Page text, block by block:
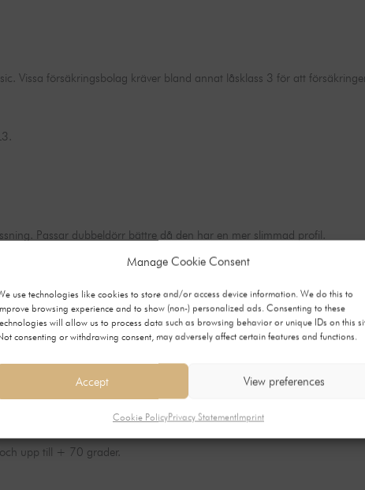
Manage Cookie Consent
use technologies like cookies to store and/or access device information. We do this to
browsing experience and to show (non-) personalized ads. Consenting to these
will allow us to process data such as browsing behavior or unique IDs on this
consenting or withdrawing consent, may adversely affect certain features and functions.
Accept View preferences
Cookie PolicyPrivacy StatementImprint
Vissa försäkringsbolag kräver bland annat låsklass 3 för att
Passar dubbeldörr bättre då den har en mer slimmad profil.
32-88 mm.
samma standard som en vanlig enkeldörr och att den andra dörren
till + 60 grader.
upp till + 70 grader.